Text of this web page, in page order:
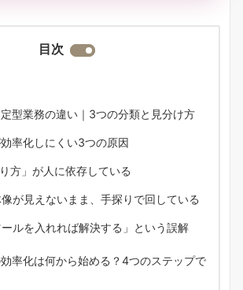
目次
型業務の違い｜3つの分類と見分け方
率化しにくい3つの原因
方」が人に依存している
が見えないまま、手探りで回している
ルを入れれば解決する」という誤解
率化は何から始める？4つのステップで